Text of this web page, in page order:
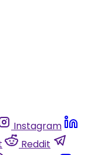
Instagram
Reddit